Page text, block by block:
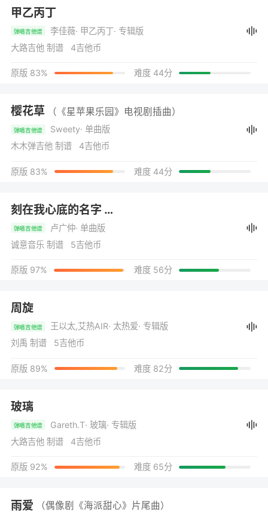
甲乙丙丁
弹唱吉他谱 李佳薇· 甲乙丙丁· 专辑版
大路吉他 制谱 4吉他币
原版 83% 难度 44分
樱花草 （《星苹果乐园》电视剧插曲）
弹唱吉他谱 Sweety· 单曲版
木木弹吉他 制谱 4吉他币
原版 83% 难度 44分
刻在我心底的名字
（电影《刻在你心底的名字》主题曲）
弹唱吉他谱 卢广仲· 单曲版
诚意音乐 制谱 5吉他币
原版 97% 难度 56分
周旋
弹唱吉他谱 王以太,艾热AIR· 太热爱· 专辑版
刘禹 制谱 5吉他币
原版 89% 难度 82分
玻璃
弹唱吉他谱 Gareth.T· 玻璃· 专辑版
大路吉他 制谱 4吉他币
原版 92% 难度 65分
雨爱 （偶像剧《海派甜心》片尾曲）